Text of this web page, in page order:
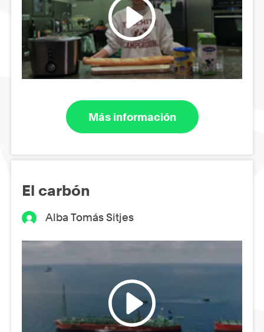
Más información
El carbón
Alba Tomás Sitjes